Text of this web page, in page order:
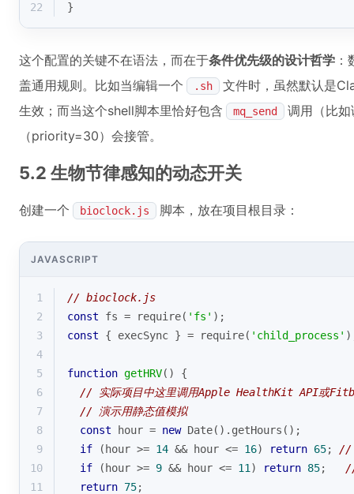
22
}
这个配置的关键不在语法，而在于条件优先级的设计哲学
盖通用规则。比如当编辑一个
.sh
文件时，虽然默认是
生效；而当这个shell脚本里恰好包含
mq_send
调用（比
（priority=30）会接管。
5.2 生物节律感知的动态开关
创建一个 bioclock.js 脚本，放在项目根目录：
JAVASCRIPT
1
// bioclock.js
2
const fs = require( 'fs' );
3
const { execSync } = require( 'child_process'
4
5
function getHRV( ) {
6
// 实际项目中这里调用Apple HealthKit API或
7
// 演示用静态值模拟
8
const hour = new Date().getHours();
9
if (hour >= 14 && hour <= 16) return 65; //
10
if (hour >= 9 && hour <= 11 ) return 85;
11
return 75;